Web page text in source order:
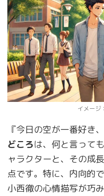
イメージ
『今日の空が一番好き
どころは、何と言って
ャラクターと、その成
点です。特に、内向的
小西徹の心情描写が巧